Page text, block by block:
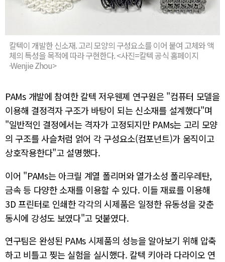
칼텍이 개발한 신소재. 고리 모양의 구성요소를 이어 붙여 고체와 액
체의 특성을 목적에 따라 구현한다. <사진=칼텍 공식 홈페이지
·Wenjie Zhou>
PAMs 개발에 참여한 칼텍 저우웬졔 연구원은 "컴퓨터 모델을
이용해 결정격자 구조가 바탕이 되는 신소재를 설계했다"며
"일반적인 결정에서는 격자가 고정되지만 PAMs는 고리 모양
의 구조를 사슬처럼 얽어 각 구성요소(컴포넌트)가 움직이고
상호작용한다"고 설명했다.
이어 "PAMs는 아크릴 계열 폴리머와 열가소성 폴리우레탄,
금속 등 다양한 소재를 이용할 수 있다. 이들 재료를 이용해
3D 프린터로 인쇄한 각각의 시제품은 일정한 유동성을 갖춘
동시에 강성도 보였다"고 덧붙였다.
연구팀은 완성된 PAMs 시제품의 성능을 알아보기 위해 압축
하고 비틀고 찢는 실험을 실시했다. 칼텍 키아라 다라이오 연